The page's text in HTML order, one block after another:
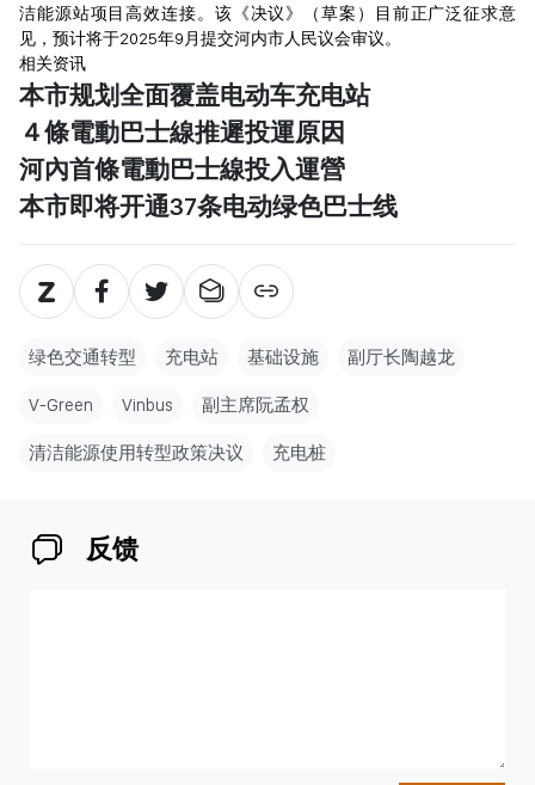
洁能源站项目高效连接。该《决议》（草案）目前正广泛征求意
见，预计将于2025年9月提交河内市人民议会审议。
相关资讯
本市规划全面覆盖电动车充电站
４條電動巴士線推遲投運原因
河內首條電動巴士線投入運營
本市即将开通37条电动绿色巴士线
绿色交通转型 充电站 基础设施 副厅长陶越龙
V-Green Vinbus 副主席阮孟权
清洁能源使用转型政策决议 充电桩
反馈